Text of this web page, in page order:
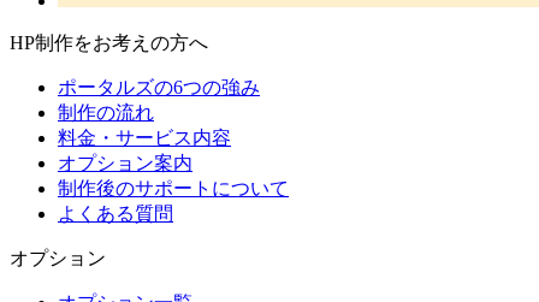
HP制作をお考えの方へ
ポータルズの6つの強み
制作の流れ
料金・サービス内容
オプション案内
制作後のサポートについて
よくある質問
オプション